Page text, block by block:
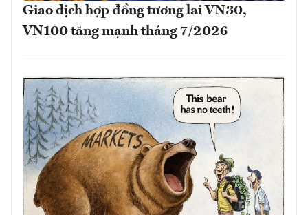
Giao dịch hợp đồng tương lai VN30,
VN100 tăng mạnh tháng 7/2026